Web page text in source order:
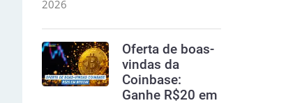
2026
Oferta de boas-
vindas da
Coinbase:
Ganhe R$20 em